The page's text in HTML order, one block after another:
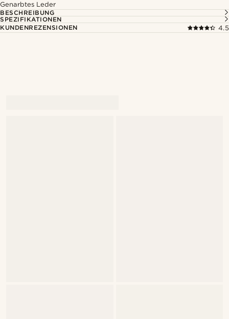
Genarbtes Leder
BESCHREIBUNG
SPEZIFIKATIONEN
KUNDENREZENSIONEN
4.5